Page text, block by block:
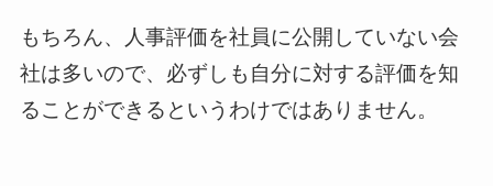
もちろん、人事評価を社員に公開していない会
社は多いので、必ずしも自分に対する評価を知
ることができるというわけではありません。